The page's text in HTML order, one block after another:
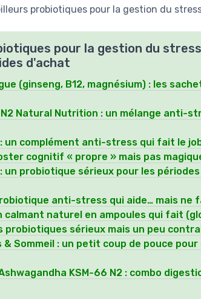
probiotiques pour la gestion du
pour la gestion du
d'achat
(ginseng, B12, magnésium) : les
N2 Natural Nutrition : un mélange anti-
un complément anti-stress qui fait le
cognitif « propre » mais pas
: un probiotique sérieux pour les
anti-stress qui aide… mais ne
calmant naturel en ampoules qui fait
probiotiques sérieux mais un peu
Sommeil : un petit coup de pouce
KSM-66 N2 : combo